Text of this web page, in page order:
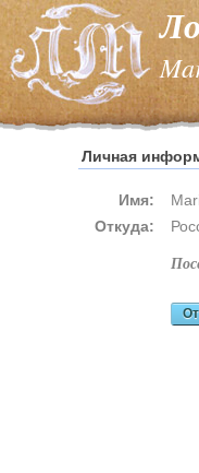
Личная
Имя:
Откуда: